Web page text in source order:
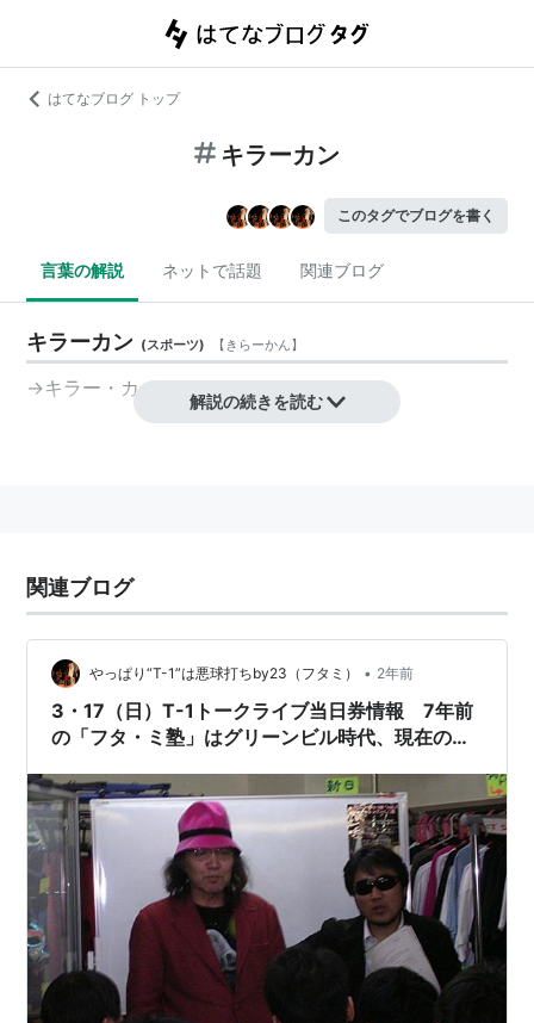
はてなブログ トップ
キラーカン
このタグでブログを書く
言葉の解説 ネットで話題 関連ブログ
キラーカン (スポーツ) 【きらーかん】
→キラー・カーン
解説の続きを読む
関連ブログ
やっぱり“T-1”は悪球打ちby23（フタミ） • 2年前
3・17（日）T-1トークライブ当日券情報 7年前
の「フタ・ミ塾」はグリーンビル時代、現在の店
ーク イーファイトがコタツ記事で酷いミス